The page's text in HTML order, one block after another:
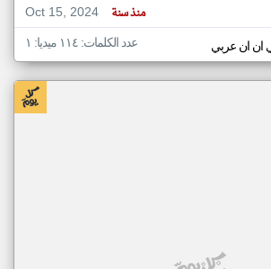
Oct 15, 2024
منذ سنة
ان عربي عدد الكلمات: ١١٤ ميديا: ١